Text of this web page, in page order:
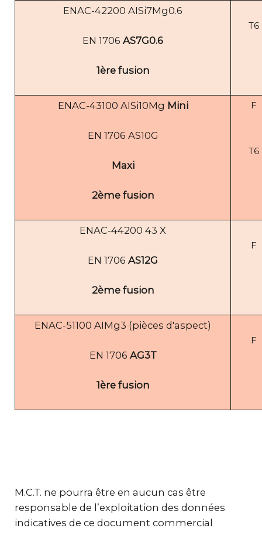
ENAC-42200 AISi7Mg0.6
EN 1706 AS7G0.6
1ère fusion
T6
ENAC-43100 AISi10Mg Mini
EN 1706 AS10G
Maxi
2ème fusion
F
T6
ENAC-44200 43 X
EN 1706 AS12G
2ème fusion
F
ENAC-51100 AIMg3 (pièces d'aspect)
EN 1706 AG3T
1ère fusion
F
M.C.T. ne pourra être en aucun cas être
responsable de l’exploitation des données
indicatives de ce document commercial